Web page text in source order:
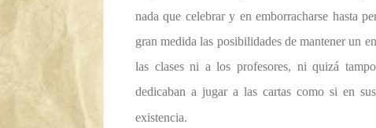
nada que celebrar y en emborracharse hasta
gran medida las posibilidades de mantener un
las clases ni a los profesores, ni quizá
dedicaban a jugar a las cartas como si en
existencia.